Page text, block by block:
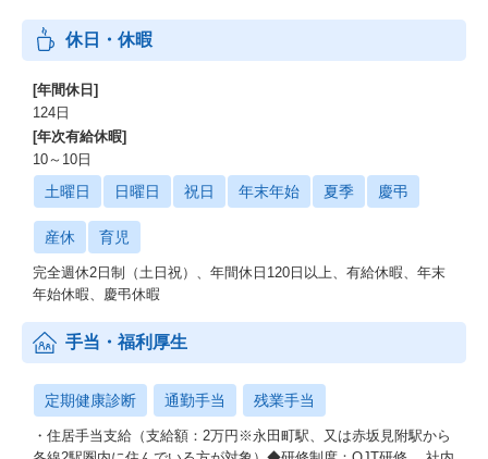
休日・休暇
[年間休日]
124日
[年次有給休暇]
10～10日
土曜日 日曜日 祝日 年末年始 夏季 慶弔
産休 育児
完全週休2日制（土日祝）、年間休日120日以上、有給休暇、年末
年始休暇、慶弔休暇
手当・福利厚生
定期健康診断 通勤手当 残業手当
・住居手当支給（支給額：2万円※永田町駅、又は赤坂見附駅から